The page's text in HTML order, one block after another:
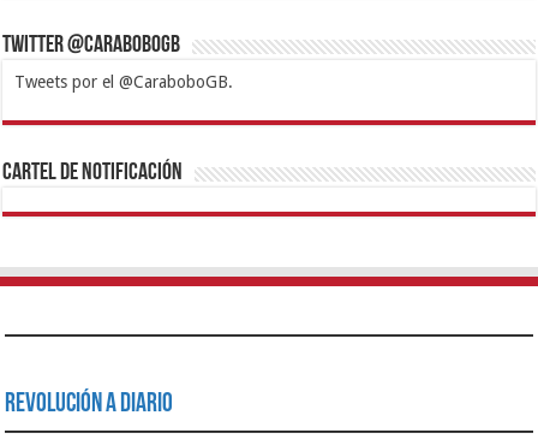
Twitter @CaraboboGB
Tweets por el @CaraboboGB.
1xbetBetturkeyBetistKralbetSupertotobetTipobetMatadorbetMariobet
https://mvbcasino.com/
Cartel de Notificación
Revolución a Diario